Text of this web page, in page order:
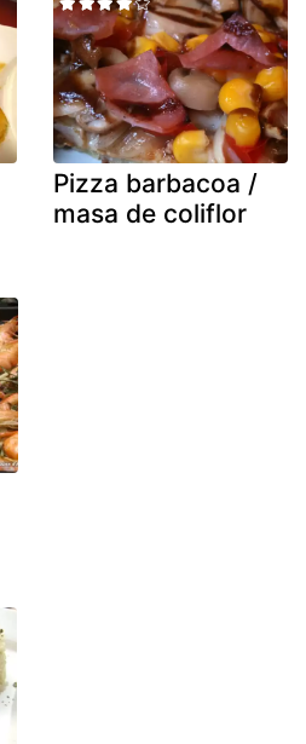
Pizza barbacoa /
masa de coliflor